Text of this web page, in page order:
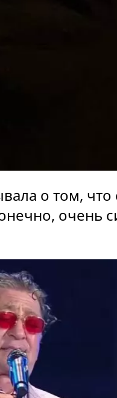
о том,
очень